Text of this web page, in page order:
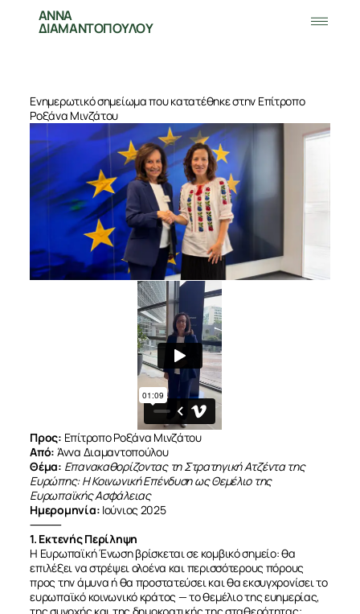
ΑΝΝΑ
ΔΙΑΜΑΝΤΟΠΟΥΛΟΥ
Ενημερωτικό σημείωμα που κατατέθηκε στην Επίτροπο
Ροξάνα Μινζάτου
Προς: Επίτροπο Ροξάνα Μινζάτου
Από: Άννα Διαμαντοπούλου
Θέμα: Επανακαθορίζοντας τη Στρατηγική Ατζέντα της
Ευρώπης: Η Κοινωνική Επένδυση ως Θεμέλιο της
Ευρωπαϊκής Ασφάλειας
Ημερομηνία: Ιούνιος 2025
⸻
1. Εκτενής Περίληψη
Η Ευρωπαϊκή Ένωση βρίσκεται σε κομβικό σημείο: θα
επιλέξει να στρέψει ολοένα και περισσότερους πόρους
προς την άμυνα ή θα προστατεύσει και θα εκσυγχρονίσει το
ευρωπαϊκό κοινωνικό κράτος — το θεμέλιο της ευημερίας,